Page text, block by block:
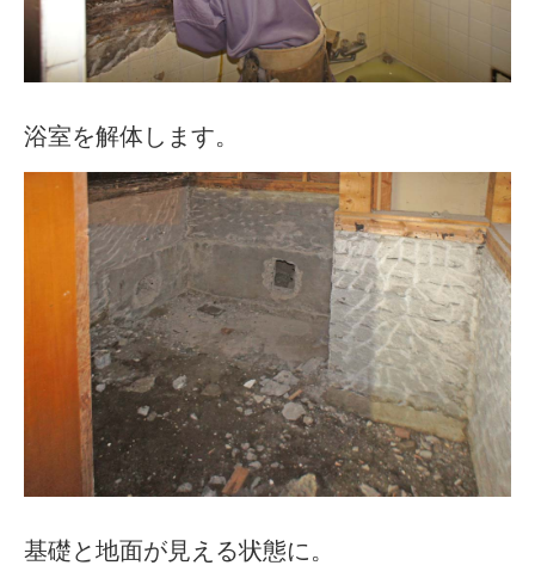
浴室を解体します。
基礎と地面が見える状態に。